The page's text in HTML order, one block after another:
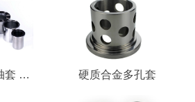
潜油泵、潜油泵轴衬轴套 硬质合金轴套 硬质合金多孔套